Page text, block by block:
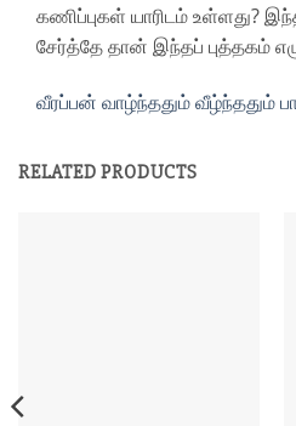
கணிப்புகள் யாரிடம் உள்ளது?
சேர்த்தே தான் இந்தப் புத்தகம்
வீரப்பன் வாழ்ந்ததும் வீழ்ந்ததும்
RELATED PRODUCTS